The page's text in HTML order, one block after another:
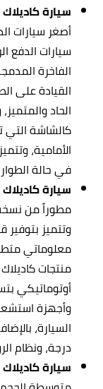
سيارة كاديلاك Cadillac XT4:
أصغر سيارات
سيارات الدفع
الفاخرة
القيادة على
الحاد
كالشاشة التي
الأمامية،
في حالة
سيارة كاديلاك Cadillac XT5:
مطوراً من
وتتميز
معلوماتي
أوتوماتيكي
وأجهزة
درجة، ونظام
سيارة كاديلاك Cadillac XT6: